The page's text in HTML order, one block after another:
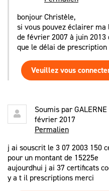
bonjour Christèle,
si vous pouvez éclairer
de février 2007 à juin
que le délai de prescription
Veuillez vous
Soumis par
février 2017
Permalien
j ai souscrit le 3 07 2003 150
pour un montant de 15225e
aujourdhui j ai 37 certificats
y a t il prescriptions merci